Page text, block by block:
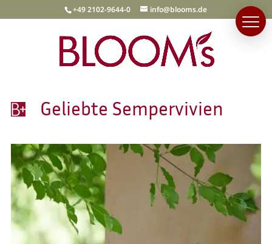
+49 2102-9644-0 info@blooms.de
Geliebte Sempervivien